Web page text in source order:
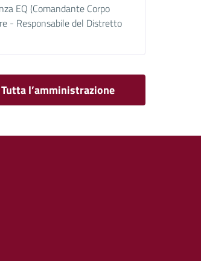
EQ (Comandante Corpo
- Responsabile del Distretto
Tutta l’amministrazione